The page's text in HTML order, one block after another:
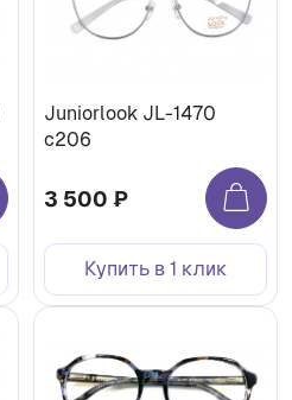
Juniorlook JL-1470
c206
3 500 ₽
Купить в 1 клик